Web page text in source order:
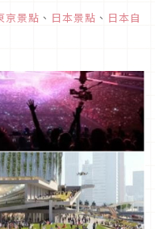
鳥居隧道，或者在谷中漫
，以其保存完好的傳統
京景點 、 日本景點 、 日本自